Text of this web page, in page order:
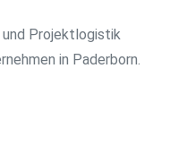
und Projektlogistik
in Paderborn.